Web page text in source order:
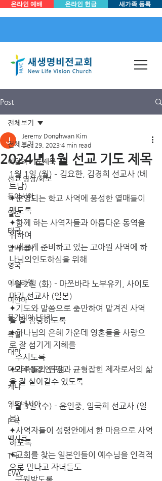
온라인 예배 온라인 헌금 새가족 등록
Post
전체보기
이달의 기도제목
선교 영상/화보
동아시아
일본
태국
알바니아
영국
이스라엘
미얀마
불가리아 | 터키
독일
대만
디모데 성경 연구원
케냐
인도네시아
P 국
멕시코
T국
EWC
전체보기
2024년 1월 선교 기도 제목
Jeremy Donghwan Kim
Dec 29, 2023 4 min read
1월 1일 (월) – 김요한, 김경희 선교사 (베
트남)
✦운영되는 학교 사역에 풍성한 열매들이
맺도록
✦함께 하는 사역자들과 아름다운 동역을
위하여
✦새롭게 준비하고 있는 고아원 사역에 하
나님의인도하심을 위해
1월 2일 (화) - 마쯔바라 노부유키, 사이토
마키 선교사 (일본)
✦기도와 말씀으로 충만하여 맡겨진 사역
을 잘 감당하도록
✦하나님의 은혜 가운데 영혼들을 사랑으
로 잘 섬기게 지혜를
주시도록
✦가족들의 건강과 균형잡힌 제자로서의 삶
을 잘 살아갈수 있도록
1월 3일 (수) - 윤인중, 임국희 선교사 (일
본)
✦사역자들이 성령안에서 한 마음으로 사역
하도록
✦교회를 찾는 일본인들이 예수님을 인격적
으로 만나고 자녀들도